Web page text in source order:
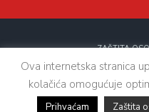
ZAŠTITA
Sva prava
Ova internetska stranica
kolačića omogućuje
Prihvaćam Zaštita